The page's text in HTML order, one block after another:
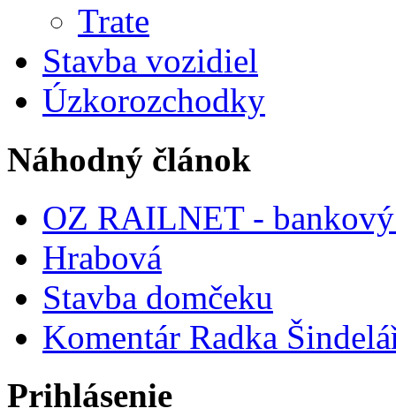
Trate
Stavba vozidiel
Úzkorozchodky
Náhodný článok
OZ RAILNET -
Hrabová
Stavba domčeku
Komentár Radka
Prihlásenie